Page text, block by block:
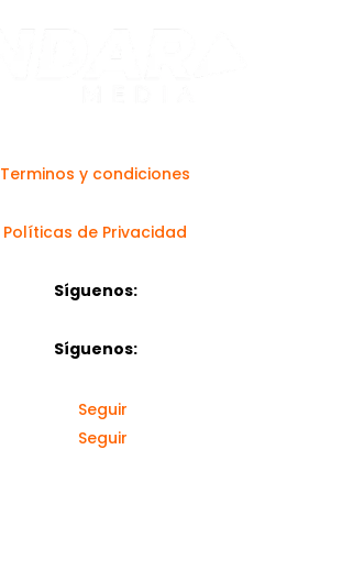
Terminos y condiciones
Políticas de Privacidad
Síguenos:
Síguenos:
Seguir
Seguir